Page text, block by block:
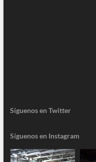
Síguenos en Twitter
Síguenos en Instagram